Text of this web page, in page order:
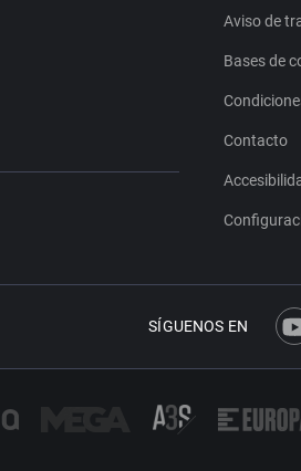
Aviso de
Bases de
Contacto
SÍGUENOS EN